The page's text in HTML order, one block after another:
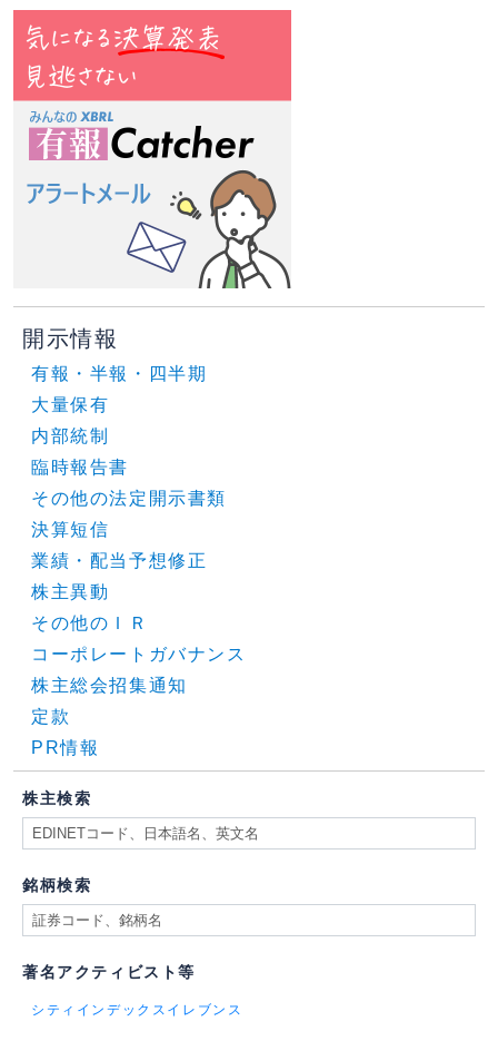
開示情報
有報・半報・四半期
大量保有
内部統制
臨時報告書
その他の法定開示書類
決算短信
業績・配当予想修正
株主異動
その他のＩＲ
コーポレートガバナンス
株主総会招集通知
定款
PR情報
株主検索
銘柄検索
著名アクティビスト等
シティインデックスイレブンス